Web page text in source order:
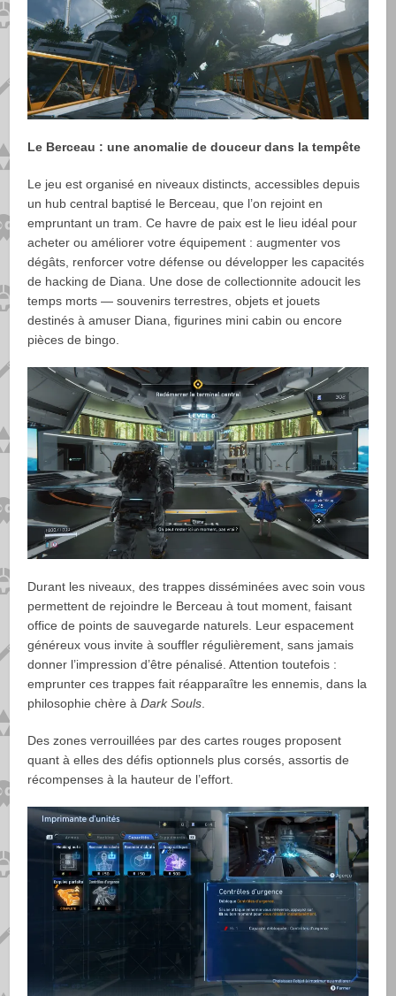
Le Berceau : une anomalie de douceur dans la tempête
Le jeu est organisé en niveaux distincts, accessibles depuis
un hub central baptisé le Berceau, que l’on rejoint en
empruntant un tram. Ce havre de paix est le lieu idéal pour
acheter ou améliorer votre équipement : augmenter vos
dégâts, renforcer votre défense ou développer les capacités
de hacking de Diana. Une dose de collectionnite adoucit les
temps morts — souvenirs terrestres, objets et jouets
destinés à amuser Diana, figurines mini cabin ou encore
pièces de bingo.
Durant les niveaux, des trappes disséminées avec soin vous
permettent de rejoindre le Berceau à tout moment, faisant
office de points de sauvegarde naturels. Leur espacement
généreux vous invite à souffler régulièrement, sans jamais
donner l’impression d’être pénalisé. Attention toutefois :
emprunter ces trappes fait réapparaître les ennemis, dans la
philosophie chère àDark Souls
Des zones verrouillées par des cartes rouges proposent
quant à elles des défis optionnels plus corsés, assortis de
récompenses à la hauteur de l’effort.